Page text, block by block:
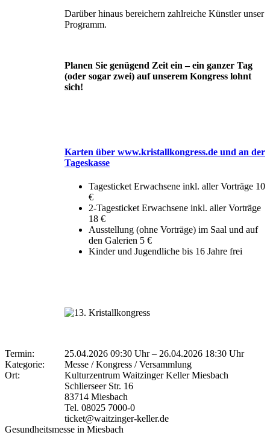
Darüber hinaus bereichern zahlreiche Künstler unser
Programm.
Planen Sie genügend Zeit ein – ein ganzer Tag
(oder sogar zwei) auf unserem Kongress lohnt
sich!
Karten über www.kristallkongress.de und an der
Tageskasse
Tagesticket Erwachsene inkl. aller Vorträge 10
€
2-Tagesticket Erwachsene inkl. aller Vorträge
18 €
Ausstellung (ohne Vorträge) im Saal und auf
den Galerien 5 €
Kinder und Jugendliche bis 16 Jahre frei
Termin: 25.04.2026 09:30 Uhr– 26.04.2026 18:30 Uhr
Kategorie:
Messe / Kongress / Versammlung
Ort:
Kulturzentrum Waitzinger Keller Miesbach
Schlierseer Str. 16
83714 Miesbach
Tel. 08025 7000-0
ticket@waitzinger-keller.de
Gesundheitsmesse in Miesbach